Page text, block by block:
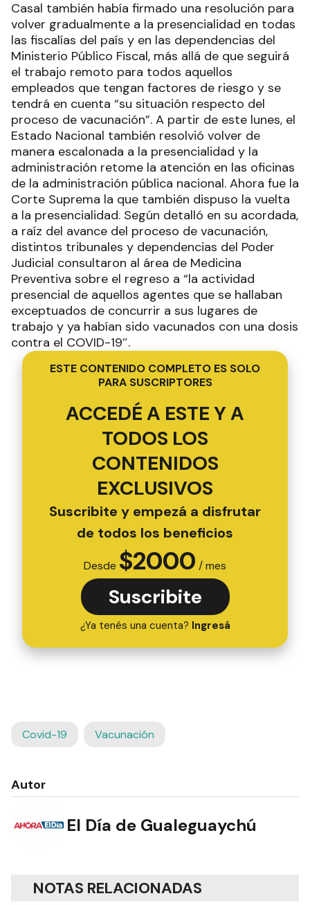
Casal también había firmado una resolución para
volver gradualmente a la presencialidad en todas
las fiscalías del país y en las dependencias del
Ministerio Público Fiscal, más allá de que seguirá
el trabajo remoto para todos aquellos
empleados que tengan factores de riesgo y se
tendrá en cuenta “su situación respecto del
proceso de vacunación”. A partir de este lunes, el
Estado Nacional también resolvió volver de
manera escalonada a la presencialidad y la
administración retome la atención en las oficinas
de la administración pública nacional. Ahora fue la
Corte Suprema la que también dispuso la vuelta
a la presencialidad. Según detalló en su acordada,
a raíz del avance del proceso de vacunación,
distintos tribunales y dependencias del Poder
Judicial consultaron al área de Medicina
Preventiva sobre el regreso a “la actividad
presencial de aquellos agentes que se hallaban
exceptuados de concurrir a sus lugares de
trabajo y ya habían sido vacunados con una dosis
contra el COVID-19″.
ESTE CONTENIDO COMPLETO ES SOLO
PARA SUSCRIPTORES
ACCEDÉ A ESTE Y A
TODOS LOS
CONTENIDOS
EXCLUSIVOS
Suscribite y empezá a disfrutar
de todos los beneficios
Desde $2000 / mes
Suscribite
¿Ya tenés una cuenta? Ingresá
Covid-19 Vacunación
Autor
El Día de Gualeguaychú
NOTAS RELACIONADAS